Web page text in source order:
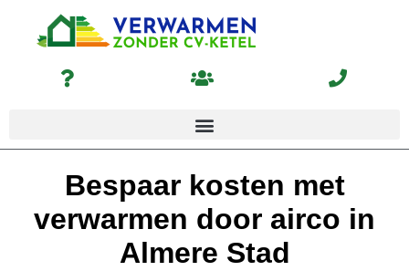
Bespaar kosten met
verwarmen door airco in
Almere Stad